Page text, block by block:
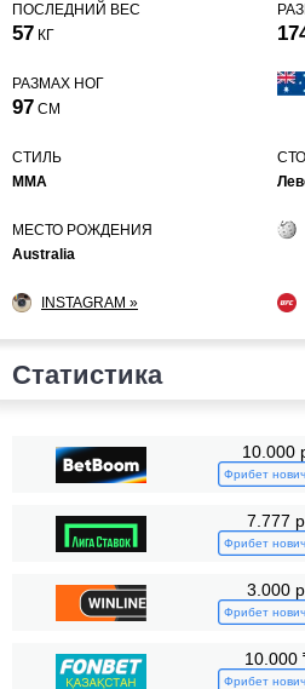
ПОСЛЕДНИЙ ВЕС
57 КГ
РАЗМАХ НОГ
97 СМ
СТИЛЬ
MMA
МЕСТО РОЖДЕНИЯ
Australia
INSTAGRAM »
Статистика
KO/TKO
РЕШ
10.000
Фрибет
7.777 р.
Фрибет
3.000 р.
Фрибет
10.000
Фрибет